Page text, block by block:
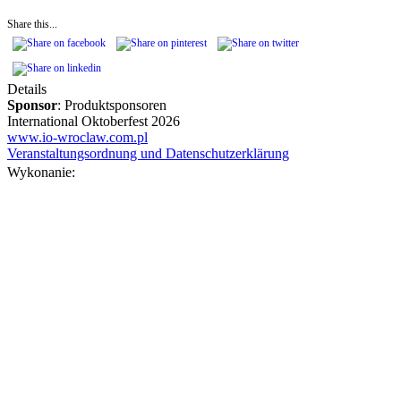
Share this...
Details
Sponsor: Produktsponsoren
International Oktoberfest 2026
www.io-wroclaw.com.pl
Veranstaltungsordnung und Datenschutzerklärung
Wykonanie: